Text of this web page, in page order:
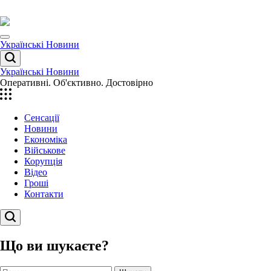
до
вмісту
Menu
Українські Новини
Пошук
Українські Новини
Оперативні. Об'єктивно. Достовірно
Сенсації
Новини
Економіка
Військове
Корупція
Відео
Гроші
Контакти
Пошук
Що ви шукаєте?